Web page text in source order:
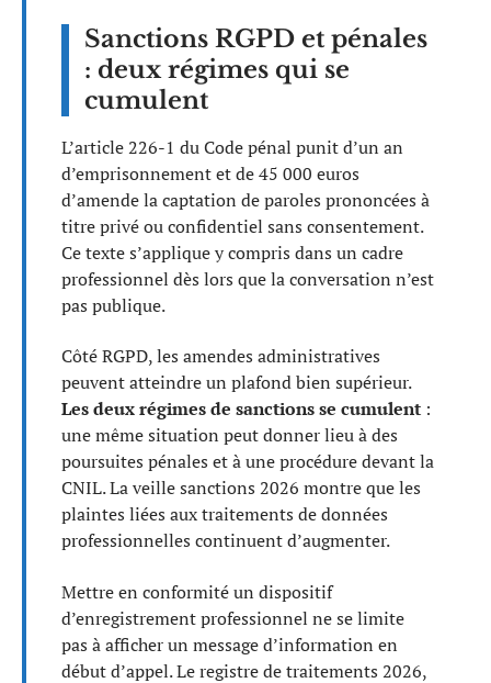
Sanctions RGPD et pénales
: deux régimes qui se
cumulent
L’article 226-1 du Code pénal punit d’un an
d’emprisonnement et de 45 000 euros
d’amende la captation de paroles prononcées à
titre privé ou confidentiel sans consentement.
Ce texte s’applique y compris dans un cadre
professionnel dès lors que la conversation n’est
pas publique.
Côté RGPD, les amendes administratives
peuvent atteindre un plafond bien supérieur.
Les deux régimes de sanctions se cumulent :
une même situation peut donner lieu à des
poursuites pénales et à une procédure devant la
CNIL. La veille sanctions 2026 montre que les
plaintes liées aux traitements de données
professionnelles continuent d’augmenter.
Mettre en conformité un dispositif
d’enregistrement professionnel ne se limite
pas à afficher un message d’information en
début d’appel. Le registre de traitements 2026,